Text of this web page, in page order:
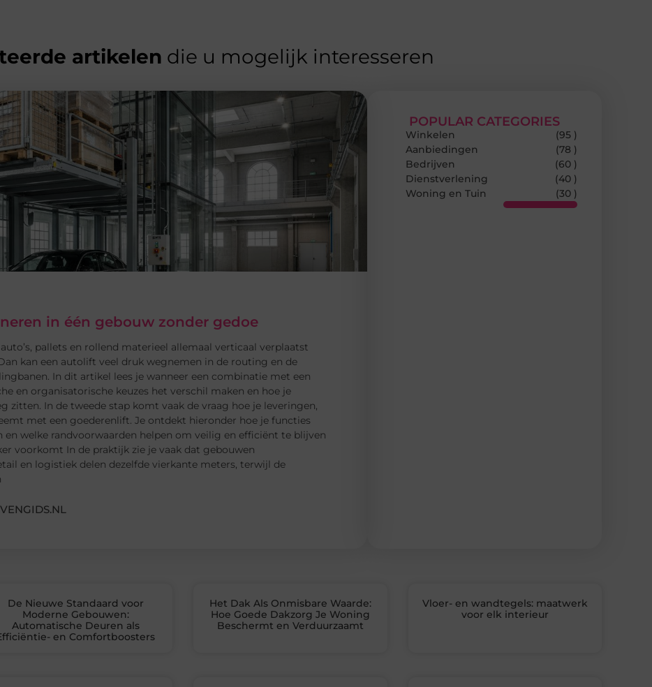
artikelen die u mogelijk interesseren
in één gebouw zonder gedoe
pallets en rollend materieel allemaal verticaal verplaatst
kan een autolift veel druk wegnemen in de routing en de
In dit artikel lees je wanneer een combinatie met een
en organisatorische keuzes het verschil maken en hoe je
zitten. In de tweede stap komt vaak de vraag hoe je leveringen,
met een goederenlift. Je ontdekt hieronder hoe je functies
welke randvoorwaarden helpen om veilig en efficiënt te blijven
voorkomt In de praktijk zie je vaak dat gebouwen
en logistiek delen dezelfde vierkante meters, terwijl de
POPULAR CATEGORIES
Winkelen
(95 )
Aanbiedingen
(78 )
Bedrijven
(60 )
Dienstverlening
(40 )
Woning en Tuin
(30 )
De Nieuwe Standaard voor
Moderne Gebouwen:
Automatische Deuren als
en Comfortboosters
Het Dak Als Onmisbare Waarde:
Hoe Goede Dakzorg Je Woning
Beschermt en Verduurzaamt
Vloer- en wandtegels: maatwerk
voor elk interieur